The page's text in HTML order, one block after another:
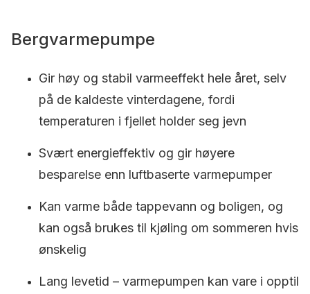
Bergvarmepumpe
Gir høy og stabil varmeeffekt hele året, selv
på de kaldeste vinterdagene, fordi
temperaturen i fjellet holder seg jevn
Svært energieffektiv og gir høyere
besparelse enn luftbaserte varmepumper
Kan varme både tappevann og boligen, og
kan også brukes til kjøling om sommeren hvis
ønskelig
Lang levetid – varmepumpen kan vare i opptil